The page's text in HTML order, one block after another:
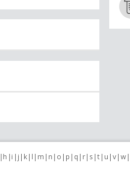
h i j k l m n o p q r s t u v w